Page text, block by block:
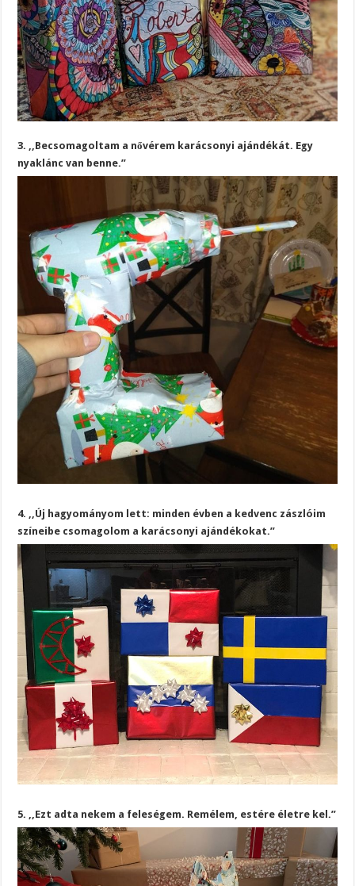
3. ,,Becsomagoltam a nővérem karácsonyi ajándékát. Egy
nyaklánc van benne.”
4. ,,Új hagyományom lett: minden évben a kedvenc zászlóim
színeibe csomagolom a karácsonyi ajándékokat.”
5. ,,Ezt adta nekem a feleségem. Remélem, estére életre kel.”